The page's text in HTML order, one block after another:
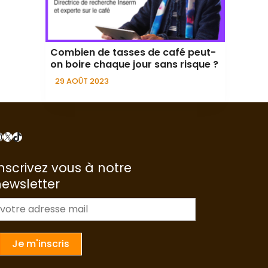
Combien de tasses de café peut-
on boire chaque jour sans risque ?
29 AOÛT 2023
X TikTok
vous à notre
Je m'inscris